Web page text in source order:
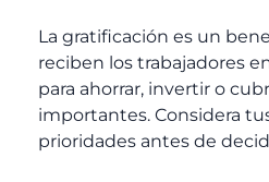
La gratificación es un
reciben los trabajadores
para ahorrar, invertir o
importantes. Considera
prioridades antes de